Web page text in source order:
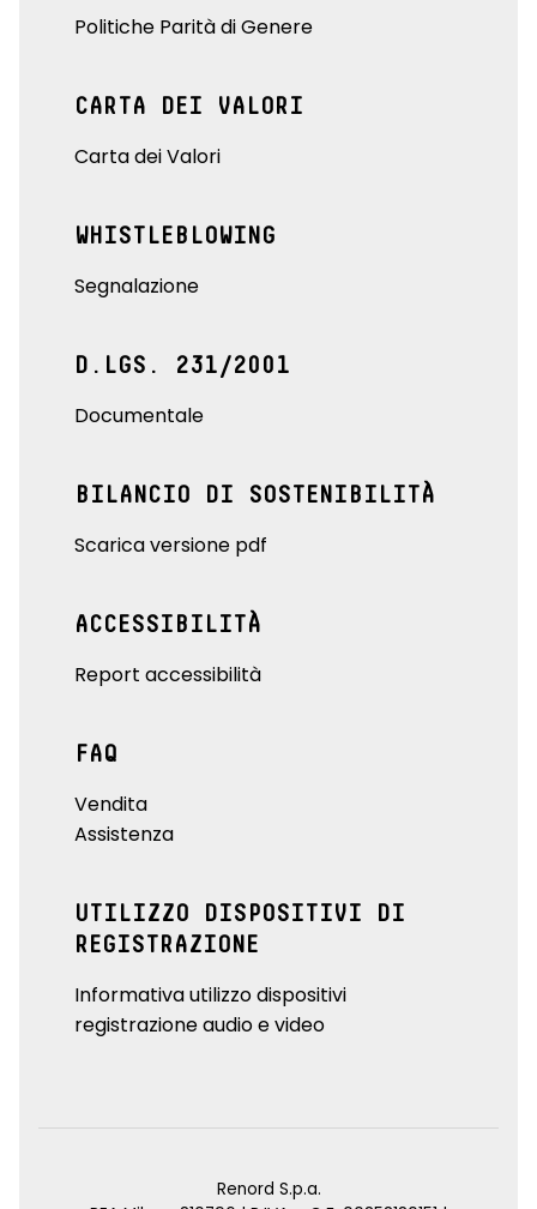
Politiche Parità di Genere
CARTA DEI VALORI
Carta dei Valori
WHISTLEBLOWING
Segnalazione
D.LGS. 231/2001
Documentale
BILANCIO DI SOSTENIBILITÀ
Scarica versione pdf
ACCESSIBILITÀ
Report accessibilità
FAQ
Vendita
Assistenza
UTILIZZO DISPOSITIVI DI
REGISTRAZIONE
Informativa utilizzo dispositivi
registrazione audio e video
Renord S.p.a.